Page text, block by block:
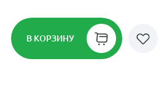
В КОРЗИНУ